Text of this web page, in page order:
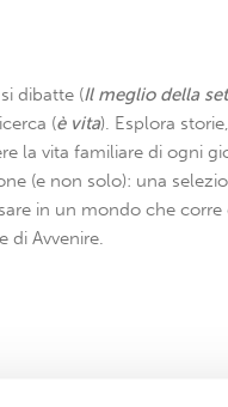
dibatte (Il meglio della
(è vita). Esplora
la vita familiare di ogni
(e non solo): una
in un mondo che corre
di Avvenire.